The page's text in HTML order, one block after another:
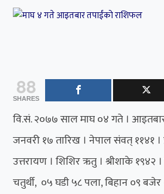
88
SHARES
वि.सं. २०७७ साल माघ ०४ गते ।
जनवरी १७ तारिख । नेपाल संवत् ११४१ ।
उत्तरायण । शिशिर ऋतु । श्रीशाके १९४२
चतुर्थी, ०५ घडी ५८ पला, बिहान ०९ बजेर